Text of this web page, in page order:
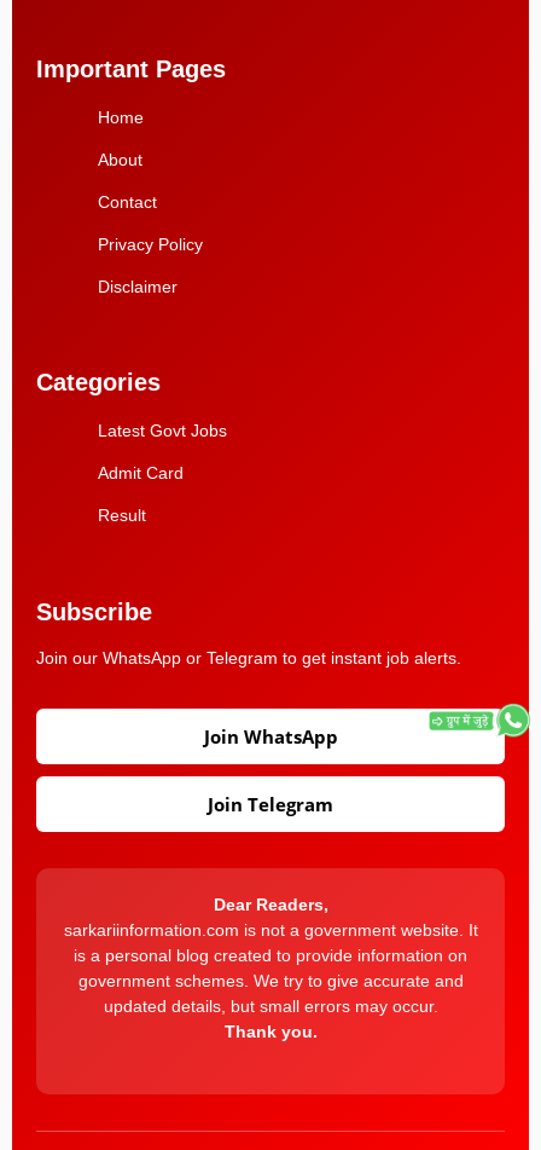
Important Pages
Home
About
Contact
Privacy Policy
Disclaimer
Categories
Latest Govt Jobs
Admit Card
Result
Subscribe
Join our WhatsApp or Telegram to get instant job alerts.
Join WhatsApp
Join Telegram
Dear Readers,
sarkariinformation.com is not a government website. It
is a personal blog created to provide information on
government schemes. We try to give accurate and
updated details, but small errors may occur.
Thank you.